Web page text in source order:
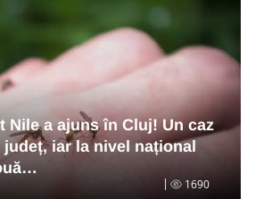
Nile a ajuns în Cluj! Un caz
iar la nivel național
1690